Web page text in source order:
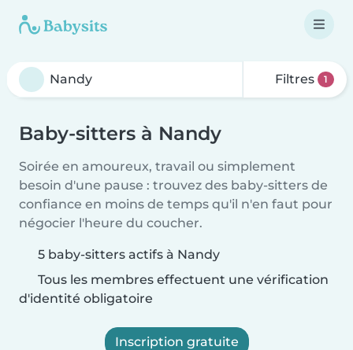
Filtres 1
Baby-sitters à Nandy
Soirée en amoureux, travail ou simplement
besoin d'une pause : trouvez des baby-sitters de
confiance en moins de temps qu'il n'en faut pour
négocier l'heure du coucher.
5 baby-sitters actifs à Nandy
Tous les membres effectuent une vérification
d'identité obligatoire
Inscription gratuite